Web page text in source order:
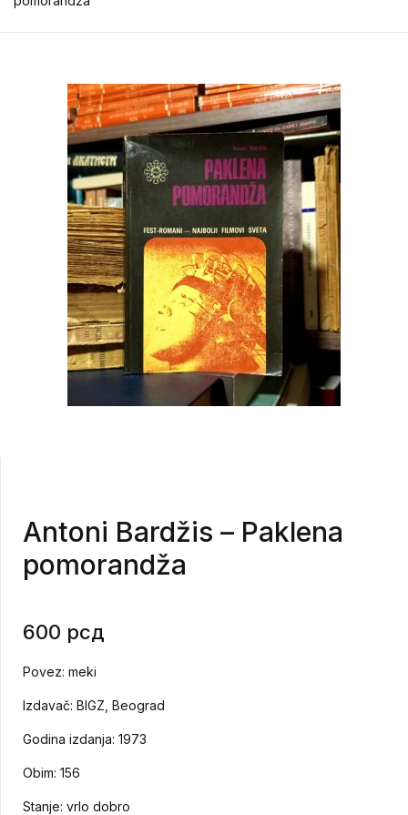
Antoni Bardžis – Paklena
pomorandža
600 рсд
Povez: meki
Izdavač: BIGZ, Beograd
Godina izdanja: 1973
Obim: 156
Stanje: vrlo dobro